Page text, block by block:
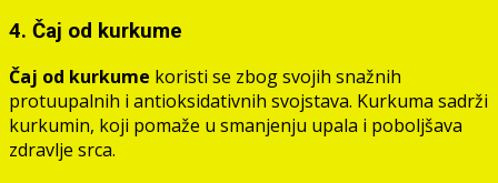
4. Čaj od kurkume
Čaj od kurkume koristi se zbog svojih snažnih
protuupalnih i antioksidativnih svojstava. Kurkuma sadrži
kurkumin, koji pomaže u smanjenju upala i poboljšava
zdravlje srca.